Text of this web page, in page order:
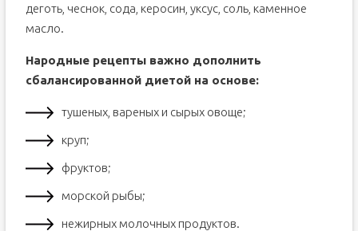
деготь, чеснок, сода, керосин, уксус, соль, каменное
масло.
Народные рецепты важно дополнить
сбалансированной диетой на основе:
тушеных, вареных и сырых овоще;
круп;
фруктов;
морской рыбы;
нежирных молочных продуктов.